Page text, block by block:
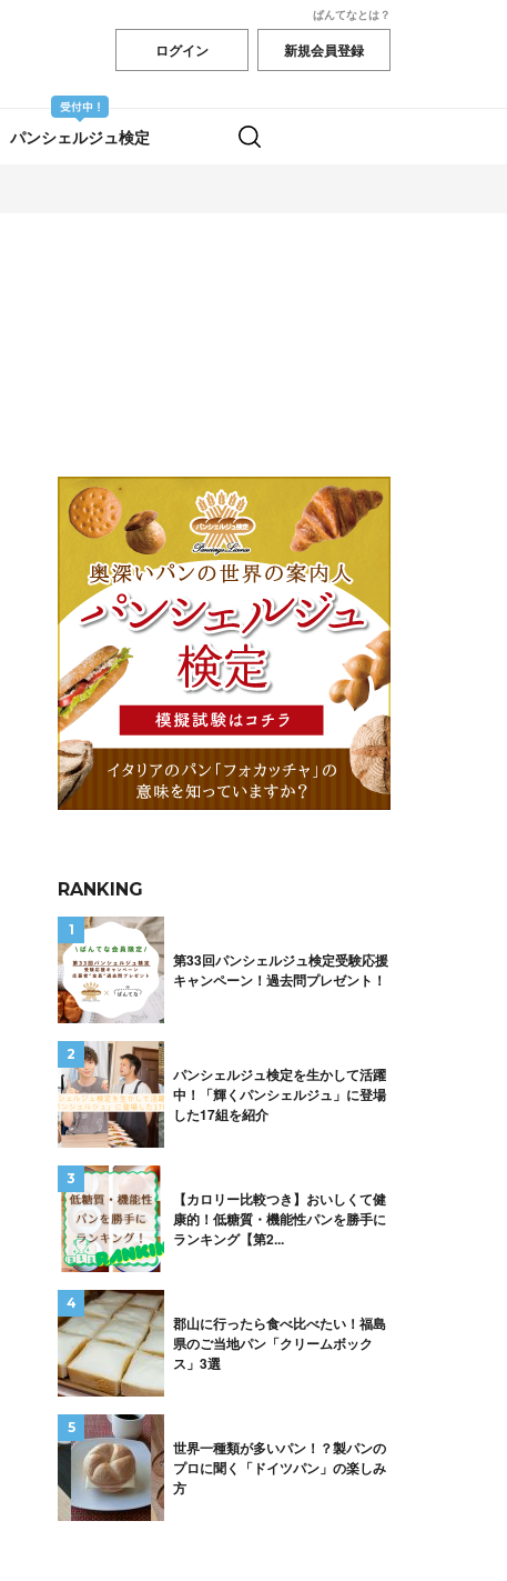
ぱんてなとは？
ログイン 新規会員登録
パンシェルジュ検定
RANKING
第33回パンシェルジュ検定受験応援
キャンペーン！過去問プレゼント！
パンシェルジュ検定を生かして活躍
中！「輝くパンシェルジュ」に登場
した17組を紹介
【カロリー比較つき】おいしくて健
康的！低糖質・機能性パンを勝手に
ランキング【第2...
郡山に行ったら食べ比べたい！福島
県のご当地パン「クリームボック
ス」3選
世界一種類が多いパン！？製パンの
プロに聞く「ドイツパン」の楽しみ
方